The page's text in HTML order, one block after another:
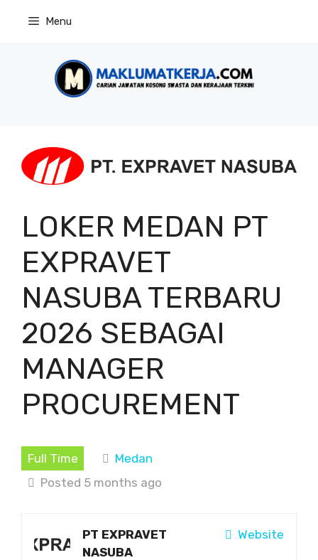
Menu
LOKER MEDAN PT
EXPRAVET
NASUBA TERBARU
2026 SEBAGAI
MANAGER
PROCUREMENT
Full Time
Medan
Posted 5 months ago
Website
PT EXPRAVET
NASUBA